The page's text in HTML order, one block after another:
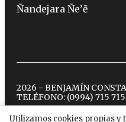
Utilizamos cookies propias y
Ñandejara Ñe’ẽ
2026 - BENJAMÍN
TELÉFONO: (0994) 715 715